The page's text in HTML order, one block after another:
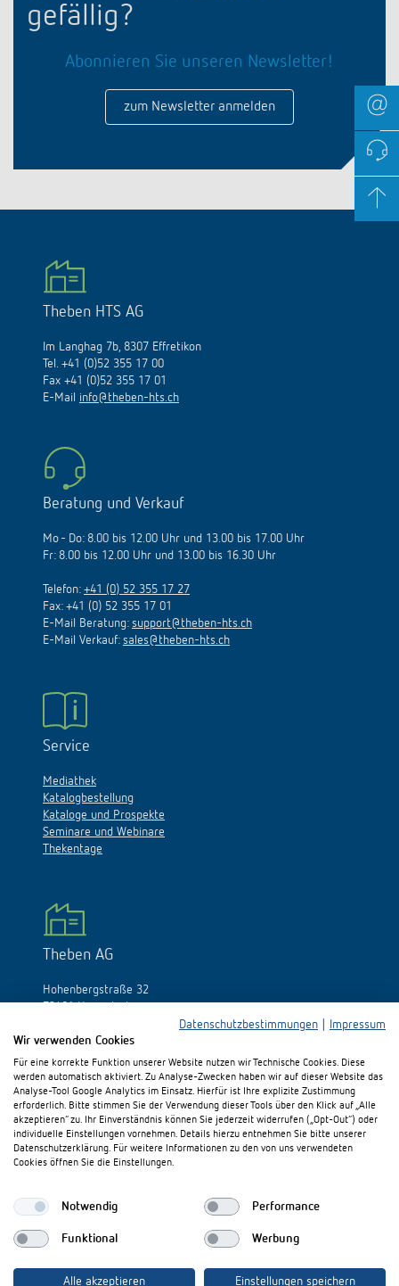
gefällig?
Abonnieren Sie unseren Newsletter!
zum Newsletter anmelden
Theben HTS AG
Im Langhag 7b, 8307 Effretikon
Tel. +41 (0)52 355 17 00
Fax +41 (0)52 355 17 01
E-Mail info@theben-hts.ch
Beratung und Verkauf
Mo - Do: 8.00 bis 12.00 Uhr und 13.00 bis 17.00 Uhr
Fr: 8.00 bis 12.00 Uhr und 13.00 bis 16.30 Uhr
Telefon: +41 (0) 52 355 17 27
Fax: +41 (0) 52 355 17 01
E-Mail Beratung: support@theben-hts.ch
E-Mail Verkauf: sales@theben-hts.ch
Service
Mediathek
Katalogbestellung
Kataloge und Prospekte
Seminare und Webinare
Thekentage
Theben AG
Hohenbergstraße 32
72401 Haigerloch
Fax: +49 (0)74 74/692-150
E-Mail:info@theben.de
Besuchen Sie uns auf:
Datenschutzbestimmungen
Impressum
Wir verwenden Cookies
Für eine korrekte Funktion unserer Website nutzen wir Technische Cookies. Diese
werden automatisch aktiviert. Zu Analyse-Zwecken haben wir auf dieser Website das
Analyse-Tool Google Analytics im Einsatz. Hierfür ist Ihre explizite Zustimmung
erforderlich. Bitte stimmen Sie der Verwendung dieser Tools über den Klick auf „Alle
akzeptieren“ zu. Ihr Einverständnis können Sie jederzeit widerrufen („Opt-Out“) oder
individuelle Einstellungen vornehmen. Details hierzu entnehmen Sie bitte unserer
Datenschutzerklärung. Für weitere Informationen zu den von uns verwendeten
Cookies öffnen Sie die Einstellungen.
Notwendig Performance
Funktional Werbung
Alle akzeptieren Einstellungen speichern